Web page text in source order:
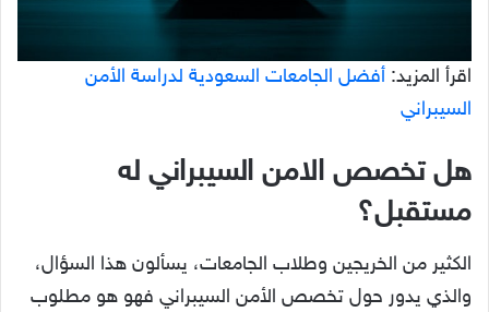
اقرأ المزيد: أفضل الجامعات السعودية لدراسة الأمن
السيبراني
هل تخصص الامن السيبراني له
مستقبل؟
الكثير من الخريجين وطلاب الجامعات، يسألون هذا السؤال،
والذي يدور حول تخصص الأمن السيبراني فهو هو مطلوب